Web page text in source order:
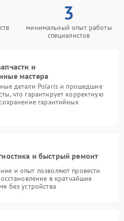
3
минимальный опыт работы
специалистов
и
мастера
детали Polaris и прошедшие
что гарантирует корректную
гарантийных
и быстрый ремонт
и опыт позволяют провести
в кратчайшие
без устройства